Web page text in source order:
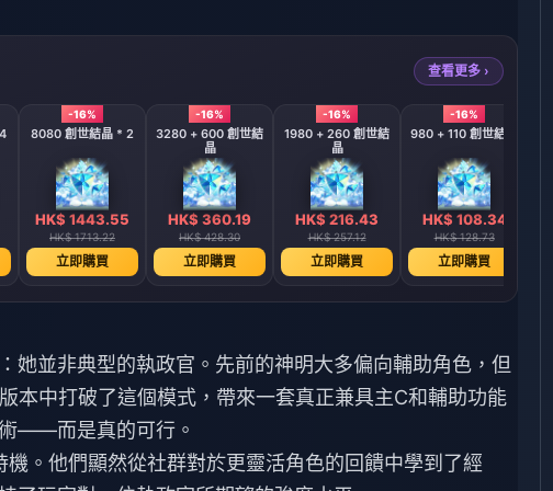
查看更多 ›
-16%
8080 創世結晶 * 2
HK$ 1443.55
HK$ 1713.22
立即購買
-16%
3280 + 600 創世結
晶
HK$ 360.19
HK$ 428.30
立即購買
-16%
1980 + 260 創世結
晶
HK$ 216.43
HK$ 257.12
立即購買
-16%
980 + 110 創世結晶
HK$ 108.34
HK$ 128.73
立即購買
她並非典型的執政官。先前的神明大多偏向輔助角色，但
本中打破了這個模式，帶來一套真正兼具主C和輔助功能
——而是真的可行。
。他們顯然從社群對於更靈活角色的回饋中學到了經